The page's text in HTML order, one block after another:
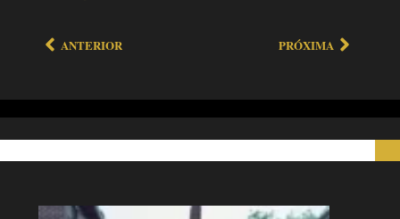
ANTERIOR PRÓXIMA